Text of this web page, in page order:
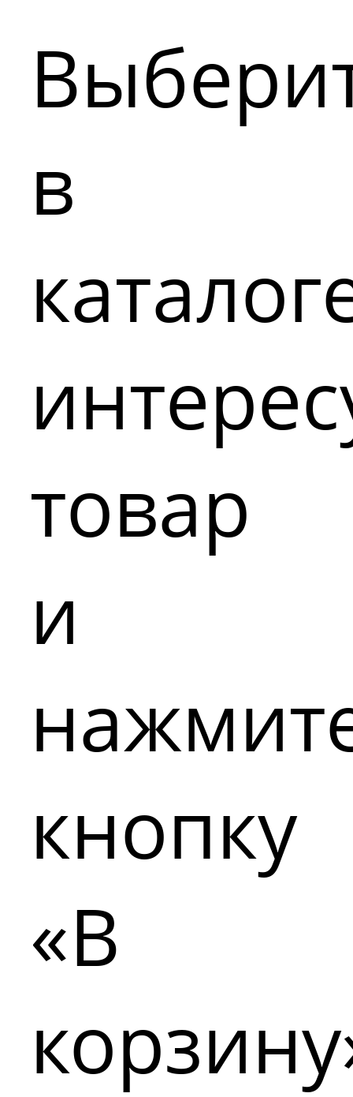
в
товар
и
кнопку
«В